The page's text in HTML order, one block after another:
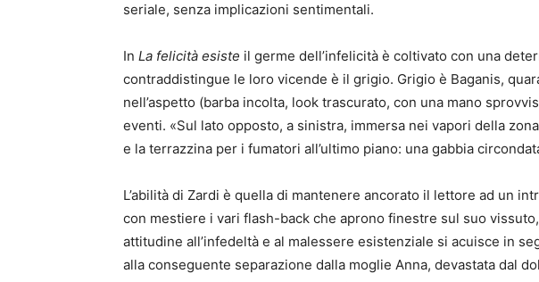
seriale, senza implicazioni sentimentali.
In La felicità esiste il germe dell’infelicità è coltivato con una
contraddistingue le loro vicende è il grigio. Grigio è Baganis,
nell’aspetto (barba incolta, look trascurato, con una mano
eventi. «Sul lato opposto, a sinistra, immersa nei vapori della
e la terrazzina per i fumatori all’ultimo piano: una gabbia
L’abilità di Zardi è quella di mantenere ancorato il lettore ad un
con mestiere i vari flash-back che aprono finestre sul suo
attitudine all’infedeltà e al malessere esistenziale si acuisce in
alla conseguente separazione dalla moglie Anna, devastata dal